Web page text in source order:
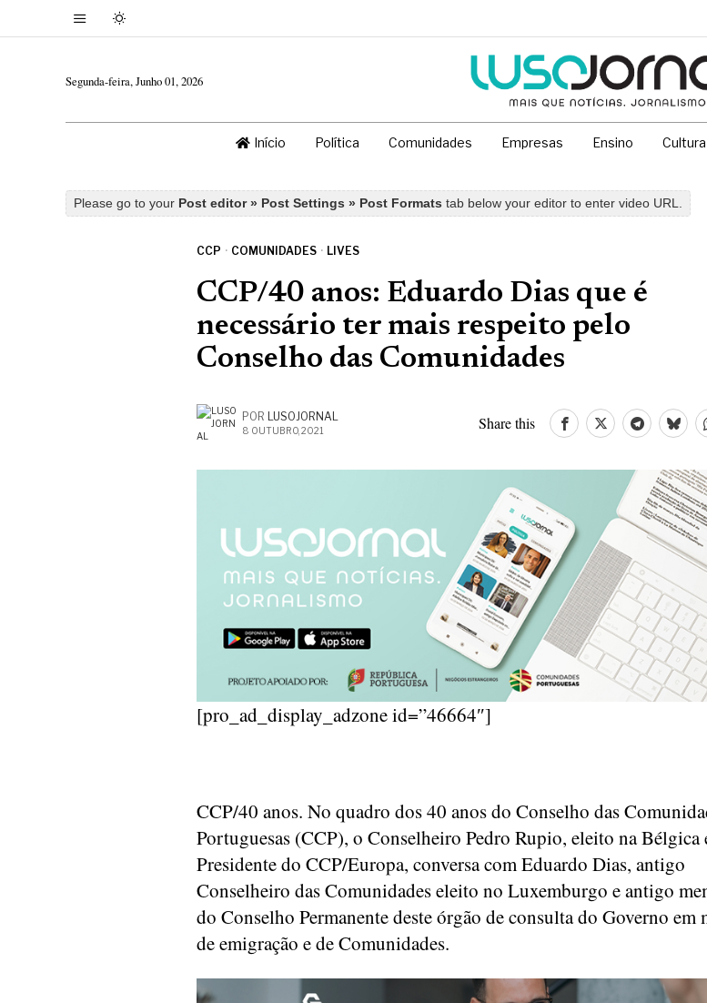
Segunda-feira, Junho 01, 2026
Início Política Comunidades Empresas Ensino Cultura
Please go to your Post editor » Post Settings » Post Formats tab below your editor to enter video URL.
CCP · COMUNIDADES · LIVES
CCP/40 anos: Eduardo Dias que é
necessário ter mais respeito pelo
Conselho das Comunidades
POR LUSOJORNAL
8 OUTUBRO, 2021 Share this
[pro_ad_display_adzone id=”46664″]
CCP/40 anos. No quadro dos 40 anos do Conselho das
Portuguesas (CCP), o Conselheiro Pedro Rupio, eleito na Bélgica
Presidente do CCP/Europa, conversa com Eduardo Dias, antigo
Conselheiro das Comunidades eleito no Luxemburgo e antigo
do Conselho Permanente deste órgão de consulta do Governo em
de emigração e de Comunidades.